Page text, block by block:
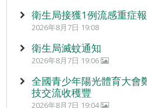
衛生局接獲1例流感重症
2026年8月7日 19:08
衛生局滅蚊通知
2026年8月7日 19:06
全國青少年陽光體育大會
技交流收穫豐
2026年8月7日 19:04